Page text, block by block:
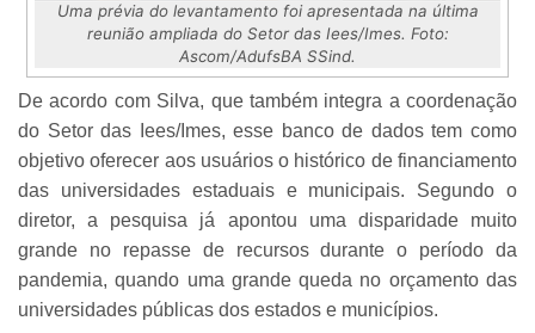
Uma prévia do levantamento foi apresentada na última
reunião ampliada do Setor das Iees/Imes. Foto:
Ascom/AdufsBA SSind.
De acordo com Silva, que também integra a coordenação
do Setor das Iees/Imes, esse banco de dados tem como
objetivo oferecer aos usuários o histórico de financiamento
das universidades estaduais e municipais. Segundo o
diretor, a pesquisa já apontou uma disparidade muito
grande no repasse de recursos durante o período da
pandemia, quando uma grande queda no orçamento das
universidades públicas dos estados e municípios.